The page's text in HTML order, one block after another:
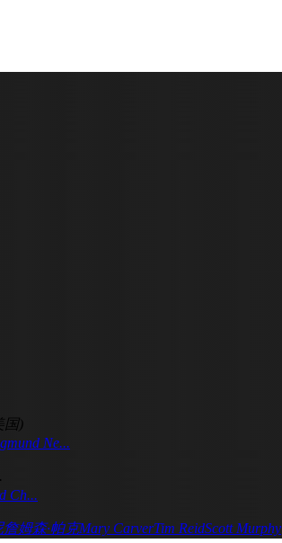
国)
Ne...
Ch...
詹姆森·帕克Mary CarverTim ReidScott Murphy